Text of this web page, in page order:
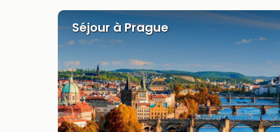
Séjour à Prague